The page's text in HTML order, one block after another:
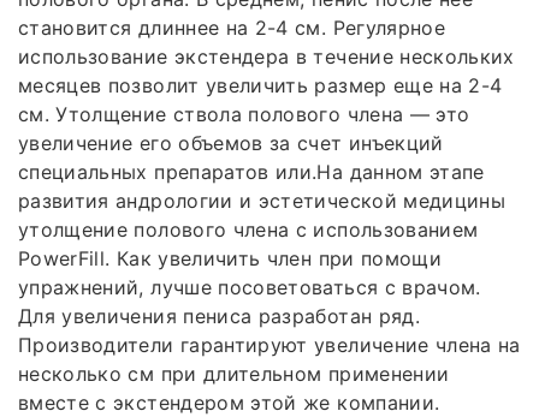
становится длиннее на 2-4 см. Регулярное
использование экстендера в течение нескольких
месяцев позволит увеличить размер еще на 2-4
см. Утолщение ствола полового члена — это
увеличение его объемов за счет инъекций
специальных препаратов или.На данном этапе
развития андрологии и эстетической медицины
утолщение полового члена с использованием
PowerFill. Как увеличить член при помощи
упражнений, лучше посоветоваться с врачом.
Для увеличения пениса разработан ряд.
Производители гарантируют увеличение члена на
несколько см при длительном применении
вместе с экстендером этой же компании.